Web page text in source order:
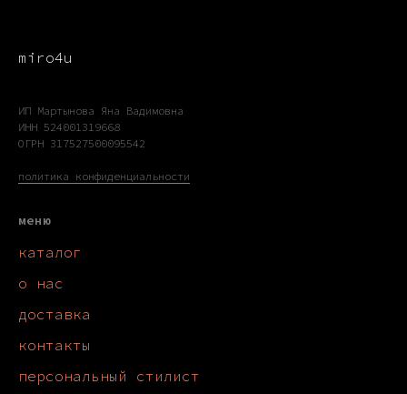
miro4u
ИП Мартынова Яна Вадимовна
ИНН 524001319668
ОГРН 317527500095542
политика конфиденциальности
меню
каталог
о нас
доставка
контакты
персональный стилист